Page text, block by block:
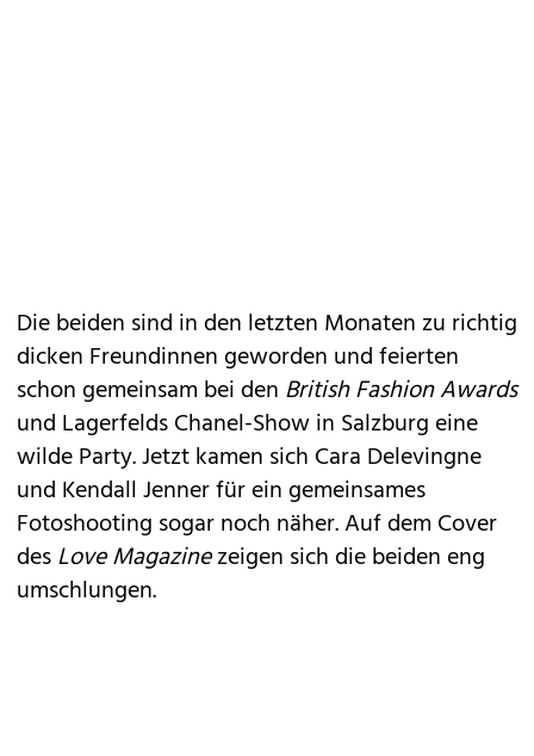
Die beiden sind in den letzten Monaten zu richtig
dicken Freundinnen geworden und feierten
schon gemeinsam bei den British Fashion Awards
und LagerfeldsChanel-Showin Salzburg eine
wilde Party. Jetzt kamen sich Cara Delevingne
und Kendall Jenner für ein gemeinsames
Fotoshooting sogar noch näher. Auf dem Cover
desLove Magazinezeigen sich die beiden eng
umschlungen.